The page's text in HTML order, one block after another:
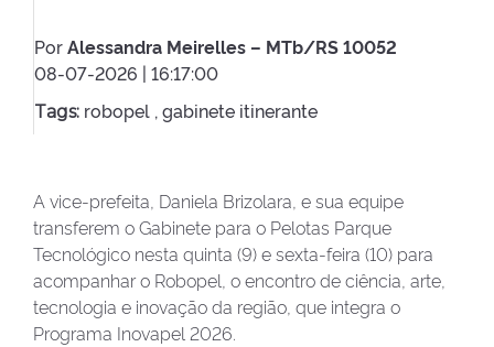
PorAlessandra Meirelles – MTb/RS 10052
08-07-2026 | 16:17:00
Tags: robopel , gabinete itinerante
A vice-prefeita, Daniela Brizolara, e sua equipe
transferem o Gabinete para o Pelotas Parque
Tecnológico nesta quinta (9) e sexta-feira (10) para
acompanhar o Robopel, o encontro de ciência, arte,
tecnologia e inovação da região, que integra o
Programa Inovapel 2026.